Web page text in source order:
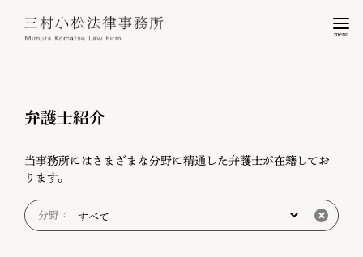
menu
弁護士紹介
当事務所にはさまざまな分野に精通した弁護士が在籍してお
ります。
分野：